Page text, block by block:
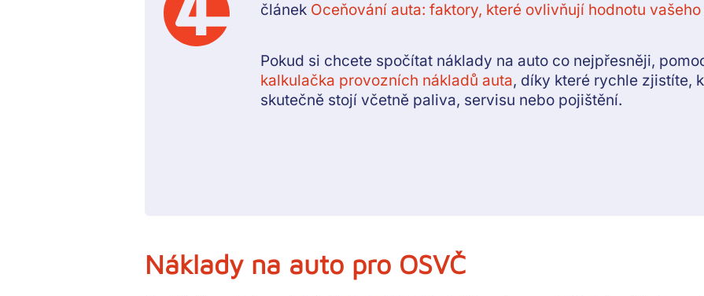
článek Oceňování auta: faktory, které ovlivňují hodnotu
Pokud si chcete spočítat náklady na auto co nejpřesněji,
kalkulačka provozních nákladů auta, díky které rychle zjistíte,
skutečně stojí včetně paliva, servisu nebo pojištění.
Náklady na auto pro OSVČ